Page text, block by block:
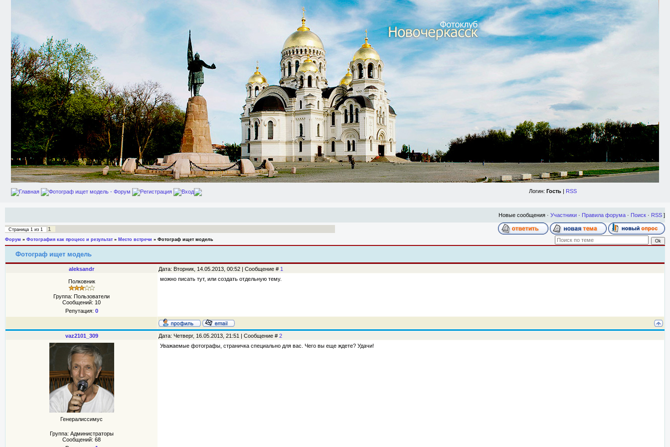
Главная Фотограф ищет модель - Форум Регистрация Вход Логин: Гость | RSS
Новые сообщения · Участники · Правила форума · Поиск · RSS ]
Страница 1 из 1 1
Форум » Фотография как процесс и результат » Место встречи » Фотограф ищет модель
Фотограф ищет модель
aleksandr Дата: Вторник, 14.05.2013, 00:52 | Сообщение # 1
Полковник
Группа: Пользователи
Сообщений: 10
Репутация: 0
можно писать тут, или создать отдельную тему.
vaz2101_309 Дата: Четверг, 16.05.2013, 21:51 | Сообщение # 2
Генералиссимус
Группа: Администраторы
Сообщений: 68
Уважаемые фотографы, страничка специально для вас. Чего вы еще ждете? Удачи!